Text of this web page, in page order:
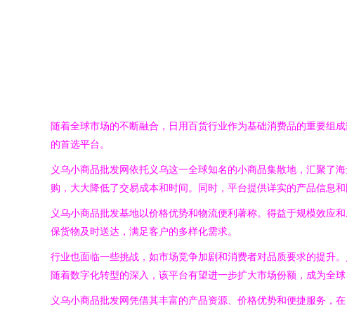
随着全球市场的不断融合，日用百货行业作为基础消费品的重要组
的首选平台。
义乌小商品批发网依托义乌这一全球知名的小商品集散地，汇聚了
购，大大降低了交易成本和时间。同时，平台提供详实的产品信息
义乌小商品批发基地以价格优势和物流便利著称。得益于规模效应
保货物及时送达，满足客户的多样化需求。
行业也面临一些挑战，如市场竞争加剧和消费者对品质要求的提升
随着数字化转型的深入，该平台有望进一步扩大市场份额，成为全球
义乌小商品批发网凭借其丰富的产品资源、价格优势和便捷服务，